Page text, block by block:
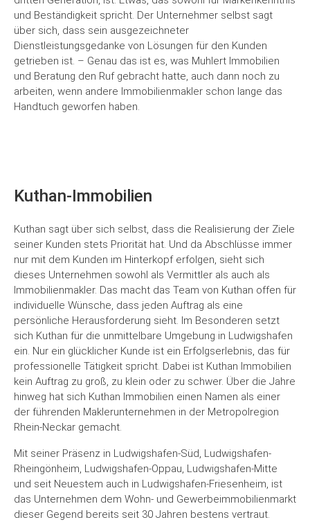
und Beständigkeit spricht. Der Unternehmer selbst sagt
über sich, dass sein ausgezeichneter
Dienstleistungsgedanke von Lösungen für den Kunden
getrieben ist. – Genau das ist es, was Muhlert Immobilien
und Beratung den Ruf gebracht hatte, auch dann noch zu
arbeiten, wenn andere Immobilienmakler schon lange das
Handtuch geworfen haben.
Kuthan-Immobilien
Kuthan sagt über sich selbst, dass die Realisierung der Ziele
seiner Kunden stets Priorität hat. Und da Abschlüsse immer
nur mit dem Kunden im Hinterkopf erfolgen, sieht sich
dieses Unternehmen sowohl als Vermittler als auch als
Immobilienmakler. Das macht das Team von Kuthan offen für
individuelle Wünsche, dass jeden Auftrag als eine
persönliche Herausforderung sieht. Im Besonderen setzt
sich Kuthan für die unmittelbare Umgebung in Ludwigshafen
ein. Nur ein glücklicher Kunde ist ein Erfolgserlebnis, das für
professionelle Tätigkeit spricht. Dabei ist Kuthan Immobilien
kein Auftrag zu groß, zu klein oder zu schwer. Über die Jahre
hinweg hat sich Kuthan Immobilien einen Namen als einer
der führenden Maklerunternehmen in der Metropolregion
Rhein-Neckar gemacht.
Mit seiner Präsenz in Ludwigshafen-Süd, Ludwigshafen-
Rheingönheim, Ludwigshafen-Oppau, Ludwigshafen-Mitte
und seit Neuestem auch in Ludwigshafen-Friesenheim, ist
das Unternehmen dem Wohn- und Gewerbeimmobilienmarkt
dieser Gegend bereits seit 30 Jahren bestens vertraut.